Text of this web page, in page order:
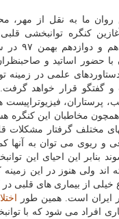
ما به نقل از مهر،
كنگره توانبخشی
كنگره
با حضور اساتید و
علمی در زمینه
و گفتگو قرار خواهد
پرستاران،
مخاطبان این كنگره
مختلف گرفتار مشكلات
و ریوی می توان به آنها
بنابر این احیای این
اند ولی هنوز در این
از بیماری های قلبی
ایران است. همین طور
افراد می شود كه با